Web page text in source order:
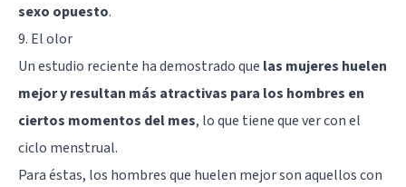
sexo opuesto.
9. El olor
Un estudio reciente ha demostrado que las mujeres huelen
mejor y resultan más atractivas para los hombres en
ciertos momentos del mes, lo que tiene que ver con el
ciclo menstrual.
Para éstas, los hombres que huelen mejor son aquellos con